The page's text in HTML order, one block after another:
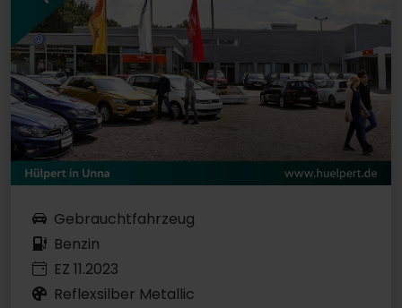
Gebrauchtfahrzeug
Benzin
EZ 11.2023
Reflexsilber Metallic